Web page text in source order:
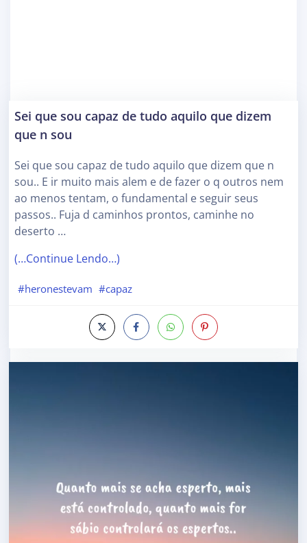
Sei que sou capaz de tudo aquilo que dizem
que n sou
Sei que sou capaz de tudo aquilo que dizem que n
sou.. E ir muito mais alem e de fazer o q outros nem
ao menos tentam, o fundamental e seguir seus
passos.. Fuja d caminhos prontos, caminhe no
deserto …
(…Continue Lendo…)
#heronestevam #capaz